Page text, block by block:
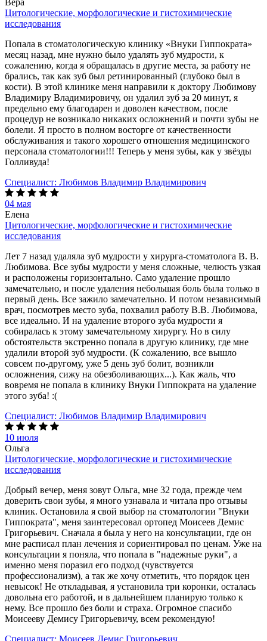
Вера
Цитологические, морфологические и гистохимические
исследования
Попала в стоматологическую клинику «Внуки Гиппократа»
месяц назад, мне нужно было удалять зуб мудрости, к
сожалению, когда я обращалась в другие места, за работу не
брались, так как зуб был ретинированный (глубоко был в
кости). В этой клинике меня направили к доктору Любимову
Владимиру Владимировичу, он удалил зуб за 20 минут, я
предельно ему благодарен и доволен качеством, после
процедур не возникало никаких осложнений и почти зубы не
болели. Я просто в полном восторге от качественности
обслуживания и такого хорошего отношения медицинского
персонала стоматологии!!! Теперь у меня зубы, как у звёзды
Голливуда!
Специалист: Любимов Владимир Владимирович
04 мая
Елена
Цитологические, морфологические и гистохимические
исследования
Лет 7 назад удаляла зуб мудрости у хирурга-стоматолога В. В.
Любимова. Все зубы мудрости у меня сложные, челюсть узкая
и расположены горизонтально. Само удаление прошло
замечательно, и после удаления небольшая боль была только в
первый день. Все зажило замечательно. И потом независимый
врач, посмотрев место зуба, похвалил работу В.В. Любимова,
все идеально. И на удаление второго зуба мудрости я
собиралась к этому замечательному хирургу. Но в силу
обстоятельств экстренно попала в другую клинику, где мне
удалили второй зуб мудрости. (К сожалению, все вышло
совсем по-другому, уже 5 день зуб болит, возникли
осложнения, сижу на обезболивающих...). Как жаль, что
вовремя не попала в клинику Внуки Гиппократа на удаление
этого зуба! :(
Специалист: Любимов Владимир Владимирович
10 июля
Ольга
Цитологические, морфологические и гистохимические
исследования
Добрый вечер, меня зовут Ольга, мне 32 года, прежде чем
доверить свои зубы, я много узнавала и читала про отзывы
клиник. Остановила я свой выбор на стоматологии "Внуки
Гиппократа", меня заинтересовал ортопед Моисеев Демис
Григорьевич. Сначала я была у него на консультации, где он
мне расписал план лечения и сориентировал по ценам. Уже на
консультации я поняла, что попала в "надежные руки", а
именно меня поразил его подход (чувствуется
профессионализм), а так же хочу отметить, что порядок цен
невысок! Не откладывая, я установила три коронки, осталась
довольна его работой, и в дальнейшем планирую только к
нему. Все прошло без боли и страха. Огромное спасибо
Моисееву Демису Григорьевичу, всем рекомендую!